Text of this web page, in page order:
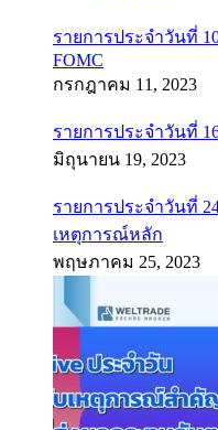
รายการประจำวันที่
FOMC
กรกฎาคม 11, 2023
รายการประจำวันที่
มิถุนายน 19, 2023
รายการประจำวันที่
เหตุการณ์หลัก
พฤษภาคม 25, 2023